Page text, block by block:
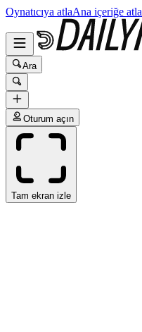
Oynatıcıya atlaAna içeriğe atla
Ara
Oturum açın
Tam ekran izle